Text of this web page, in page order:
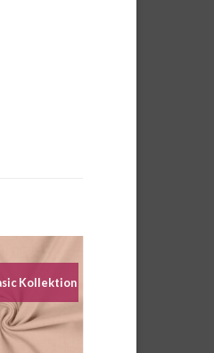
Kollektion
Auf die